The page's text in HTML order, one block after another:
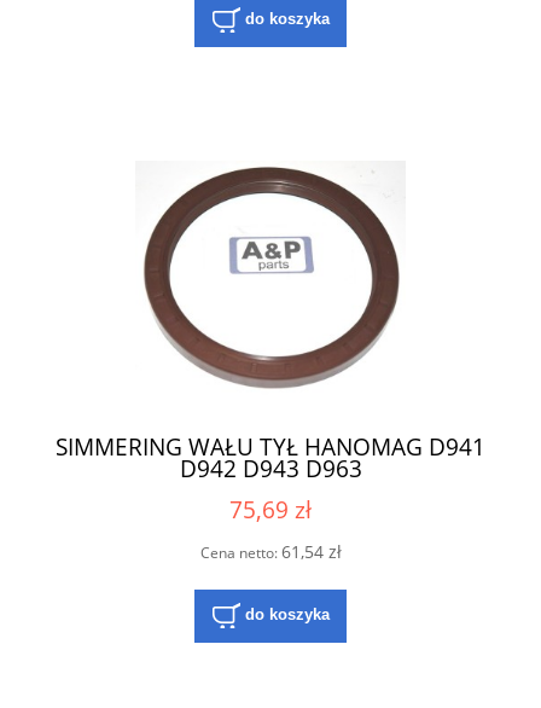
do koszyka
SIMMERING WAŁU TYŁ HANOMAG D941
D942 D943 D963
75,69 zł
Cena netto:61,54 zł
do koszyka